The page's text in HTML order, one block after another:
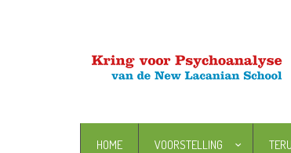
HOME VOORSTELLING